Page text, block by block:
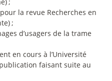
la revue Recherches en
;
d’usagers de la trame
en cours à l’Université
faisant suite au